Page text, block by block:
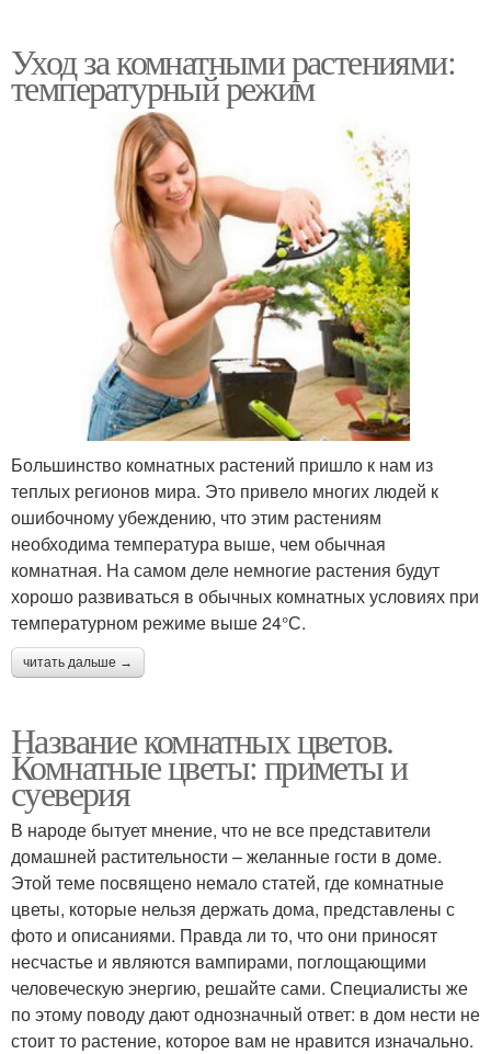
Уход за комнатными растениями:
температурный режим
Большинство комнатных растений пришло к нам из
теплых регионов мира. Это привело многих людей к
ошибочному убеждению, что этим растениям
необходима температура выше, чем обычная
комнатная. На самом деле немногие растения будут
хорошо развиваться в обычных комнатных условиях при
температурном режиме выше 24°С.
читать дальше →
Название комнатных цветов.
Комнатные цветы: приметы и
суеверия
В народе бытует мнение, что не все представители
домашней растительности – желанные гости в доме.
Этой теме посвящено немало статей, где комнатные
цветы, которые нельзя держать дома, представлены с
фото и описаниями. Правда ли то, что они приносят
несчастье и являются вампирами, поглощающими
человеческую энергию, решайте сами. Специалисты же
по этому поводу дают однозначный ответ: в дом нести не
стоит то растение, которое вам не нравится изначально.